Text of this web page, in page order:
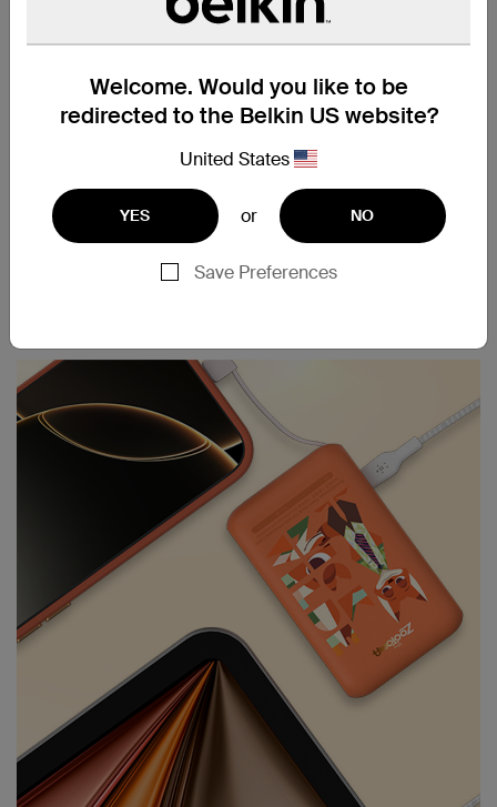
Welcome. Would you like to be
redirected to the Belkin US website?
United States
YES or NO
Save Preferences
我們的便攜式行動電源 10K 包括一條整合式
擇。
mAh 容量提升充電速
度。
10,000mAh 電源容量可在可在 26 分鐘內將
iPhone 15 Pro 電量從 0% 充電至 50%
最長 43 小時的播放時間。讓您的裝置保持電力充